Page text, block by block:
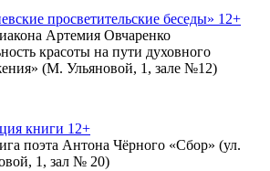
просветительские беседы» 12+
Артемия Овчаренко
красоты на пути духовного
(М. Ульяновой, 1, зале №12)
книги 12+
поэта Антона Чёрного «Сбор» (ул.
1, зал № 20)